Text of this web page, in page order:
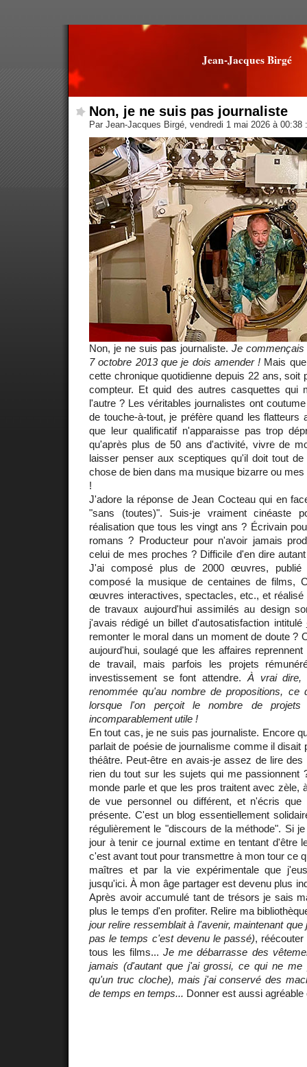
Jean-Jacques Birgé
Non, je ne suis pas journaliste
Par Jean-Jacques Birgé, vendredi 1 mai 2026 à 00:38
Non, je ne suis pas journaliste. Je commençais
7 octobre 2013 que je dois amender ! Mais
cette chronique quotidienne depuis 22 ans, soit
compteur. Et quid des autres casquettes qui
l'autre ? Les véritables journalistes ont
de touche-à-tout, je préfère quand les flatteurs
que leur qualificatif n'apparaisse pas trop
qu'après plus de 50 ans d'activité, vivre de
laisser penser aux sceptiques qu'il doit tout
chose de bien dans ma musique bizarre ou
!
J'adore la réponse de Jean Cocteau qui en
"sans (toutes)". Suis-je vraiment cinéaste
réalisation que tous les vingt ans ? Écrivain
romans ? Producteur pour n'avoir jamais
celui de mes proches ? Difficile d'en dire
J'ai composé plus de 2000 œuvres, publié
composé la musique de centaines de films,
œuvres interactives, spectacles, etc., et réalisé
de travaux aujourd'hui assimilés au design
j'avais rédigé un billet d'autosatisfaction intitulé
remonter le moral dans un moment de doute ?
aujourd'hui, soulagé que les affaires
de travail, mais parfois les projets
investissement se font attendre. À vrai dire,
renommée qu'au nombre de propositions, ce
lorsque l'on perçoit le nombre de
incomparablement utile !
En tout cas, je ne suis pas journaliste. Encore
parlait de poésie de journalisme comme il disait
théâtre. Peut-être en avais-je assez de lire
rien du tout sur les sujets qui me passionnent
monde parle et que les pros traitent avec zèle,
de vue personnel ou différent, et n'écris que
présente. C'est un blog essentiellement
régulièrement le "discours de la méthode". Si
jour à tenir ce journal extime en tentant d'être
c'est avant tout pour transmettre à mon tour ce
maîtres et par la vie expérimentale que
jusqu'ici. À mon âge partager est devenu plus
Après avoir accumulé tant de trésors je sais
plus le temps d'en profiter. Relire ma
jour relire ressemblait à l'avenir, maintenant
pas le temps c'est devenu le passé),
tous les films...Je me débarrasse des
jamais (d'autant que j'ai grossi, ce qui ne me
qu'un truc cloche), mais j'ai conservé des
de temps en temps... Donner est aussi agréable